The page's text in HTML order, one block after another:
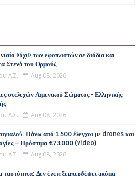
«όχι» των εφοπλιστών σε διόδια και
Στενά του Ορμούζ
Λ.Σ. Aug 08, 2026
στελεχών Λιμενικού Σώματος - Ελληνικής
Λ.Σ. Aug 08, 2026
Πάνω από 1.500 έλεγχοι με drones και
– Πρόστιμα €73.000 (video)
Λ.Σ. Aug 08, 2026
ταυτότητα; Δεν έχεις ξεμπερδέψει ακόμα